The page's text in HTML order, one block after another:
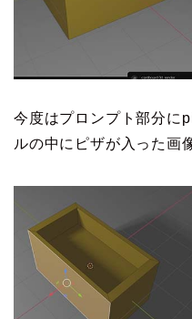
今度はプロンプト部分に
ルの中にピザが入った画